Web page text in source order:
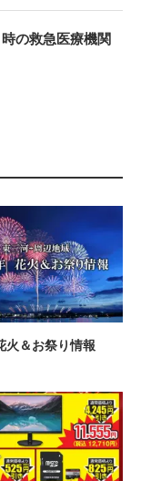
火＆お祭り情報
の救急医療機関